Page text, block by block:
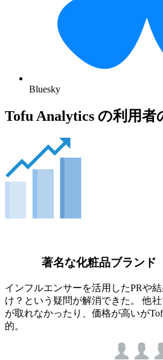
Bluesky
Tofu Analytics の利用者
著名な化粧品ブランド
インフルエンサーを活用したPRや
け？という疑問が解消できた。 他
が取れなかったり、価格が高いが
的。